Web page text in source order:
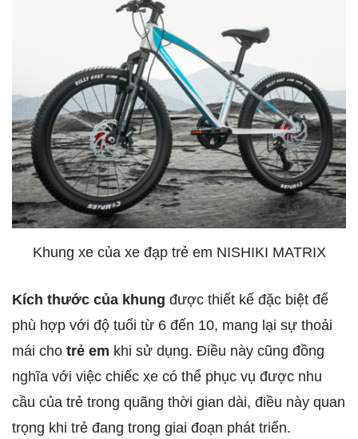
Khung xe của xe đạp trẻ em NISHIKI MATRIX
Kích thước của khung được thiết kế đặc biệt để
phù hợp với độ tuổi từ 6 đến 10, mang lại sự thoải
mái cho trẻ em khi sử dụng. Điều này cũng đồng
nghĩa với việc chiếc xe có thể phục vụ được nhu
cầu của trẻ trong quãng thời gian dài, điều này quan
trọng khi trẻ đang trong giai đoạn phát triển.